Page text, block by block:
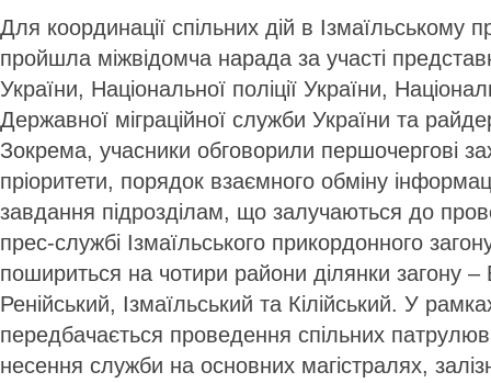
Для координації спільних дій в Ізмаїльському
пройшла міжвідомча нарада за участі
України, Національної поліції України,
Державної міграційної служби України та
Зокрема, учасники обговорили першочергові
пріоритети, порядок взаємного обміну
завдання підрозділам, що залучаються до
прес-службі Ізмаїльського прикордонного
пошириться на чотири райони ділянки загону –
Ренійський, Ізмаїльський та Кілійський. У
передбачається проведення спільних
несення служби на основних магістралях,